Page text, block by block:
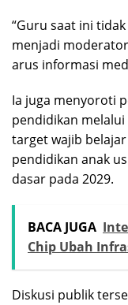
“Guru saat ini
menjadi
arus informasi
Ia juga menyoroti
pendidikan
target wajib
pendidikan anak
dasar pada 2029.
BACA JUGA
Chip Ubah
Diskusi publik